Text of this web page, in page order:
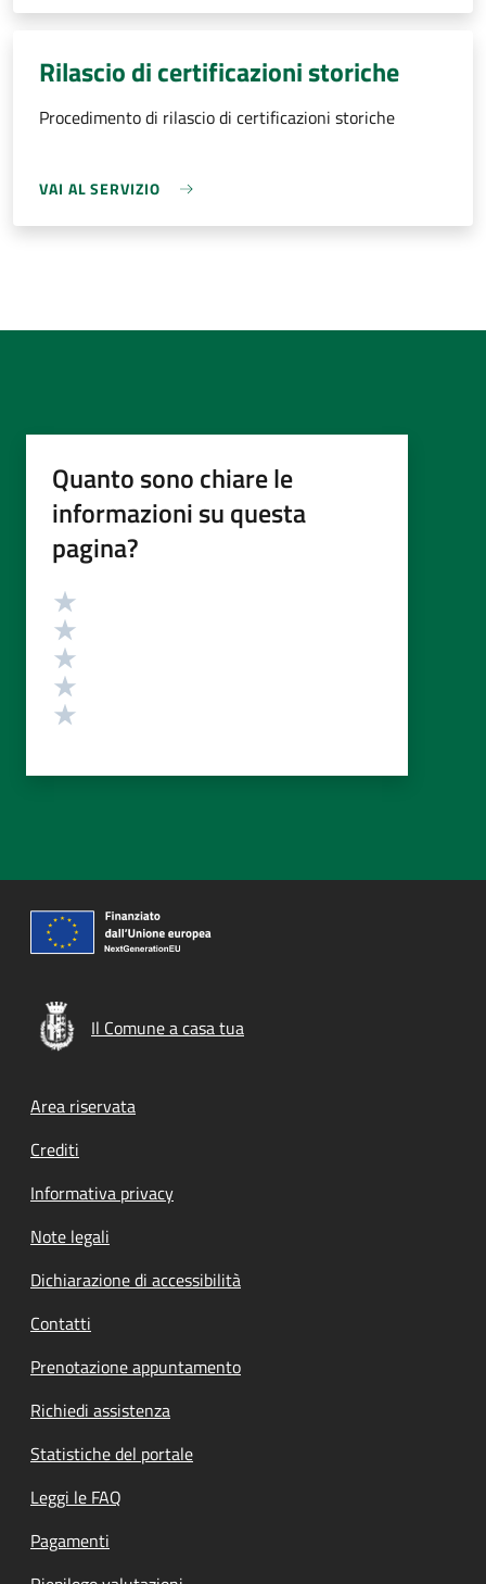
Rilascio di certificazioni storiche
Procedimento di rilascio di certificazioni storiche
VAI AL SERVIZIO
Quanto sono chiare le
informazioni su questa
pagina?
Valutazione
Il Comune a casa tua
Footer menu
Area riservata
Crediti
Informativa privacy
Note legali
Dichiarazione di accessibilità
Contatti
Prenotazione appuntamento
Richiedi assistenza
Statistiche del portale
Leggi le FAQ
Pagamenti